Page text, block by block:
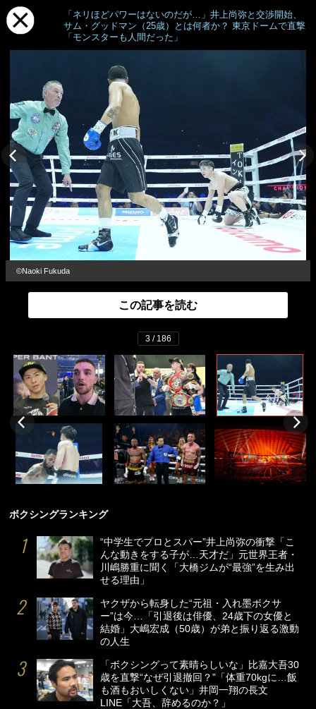
「ネリほどパワーはないのだが…」井上尚弥と交渉開始、
サム・グッドマン（25歳）とは何者か？ 東京ドームで直撃
「モンスターも人間だった」
©︎Naoki Fukuda
この記事を読む
3 / 186
ボクシングランキング
“中学生でプロとスパー”井上尚弥の衝撃「こ
んな動きをする子が…天才だ」元世界王者・
川嶋勝重に聞く「大橋ジムが“最強”を生み出
せる理由」
ヤクザから転身した“元祖・入れ墨ボクサ
ー”は今…「引退後は俳優、24歳下の女優と
結婚」大嶋宏成（50歳）が弟と振り返る激動
の人生
「ボクシングって素晴らしいな」比嘉大吾30
歳を直撃“なぜ引退撤回？”「体重70kgに…飯
も酒もおいしくない」井岡一翔の長文
LINE「大吾、辞めるのか？」